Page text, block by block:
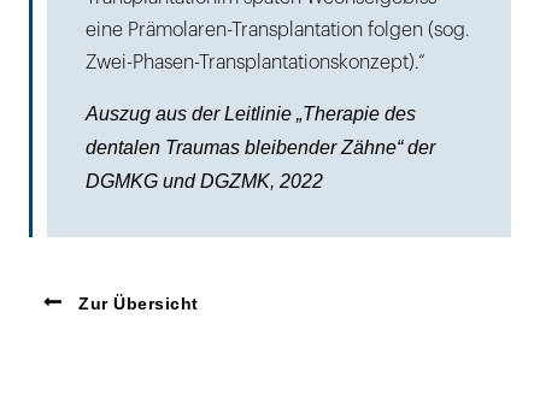
eine Prämolaren-Transplantation folgen (sog.
Zwei-Phasen-Transplantationskonzept).“
Auszug aus der Leitlinie „Therapie des
dentalen Traumas bleibender Zähne“ der
DGMKG und DGZMK, 2022
Zur Übersicht